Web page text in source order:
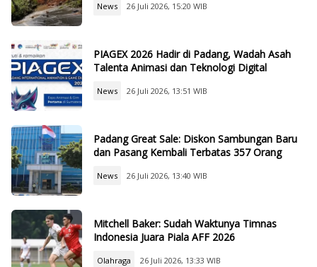
News 26 Juli 2026, 15:20 WIB
PIAGEX 2026 Hadir di Padang, Wadah Asah
Talenta Animasi dan Teknologi Digital
News 26 Juli 2026, 13:51 WIB
Padang Great Sale: Diskon Sambungan Baru
dan Pasang Kembali Terbatas 357 Orang
News 26 Juli 2026, 13:40 WIB
Mitchell Baker: Sudah Waktunya Timnas
Indonesia Juara Piala AFF 2026
Olahraga 26 Juli 2026, 13:33 WIB